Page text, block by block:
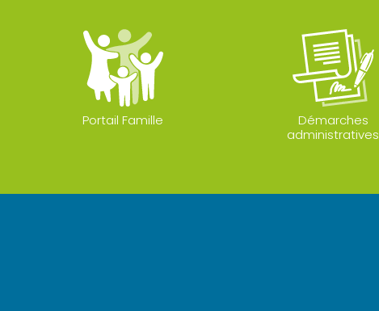
Portail Famille
Démarches
administratives